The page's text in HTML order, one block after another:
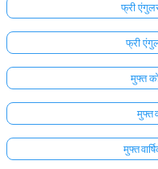
फ्री
फ्री
मुफ्त
मुफ्त
मुफ्त